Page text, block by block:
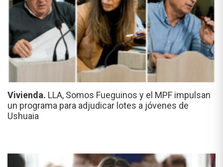
Vivienda. LLA, Somos Fueguinos y el MPF impulsan
un programa para adjudicar lotes a jóvenes de
Ushuaia